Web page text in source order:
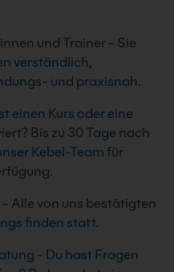
und Trainer - Sie
verständlich,
und praxisnah.
einen Kurs oder eine
Bis zu 30 Tage nach
Kebel-Team für
Alle von uns bestätigten
finden statt.
- Du hast Fragen